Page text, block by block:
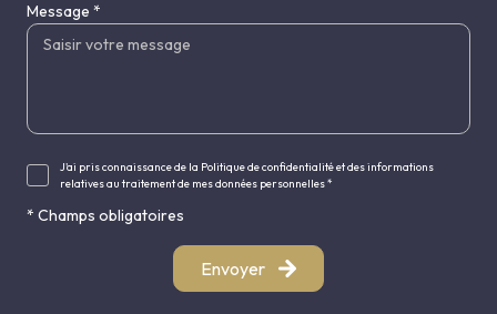
Message *
J'ai pris connaissance de la Politique de confidentialité et des informations
relatives au traitement de mes données personnelles *
* Champs obligatoires
Envoyer